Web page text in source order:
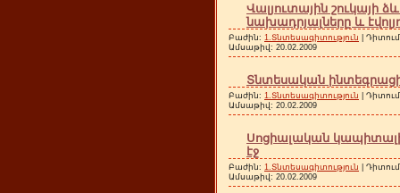
Վալյուտային
նախադրյալները և
Բաժին: 1.Տնտեսագիտություն |
Ամսաթիվ: 20.02.2009
Տնտեսական
Բաժին: 1.Տնտեսագիտություն |
Ամսաթիվ: 20.02.2009
Սոցիալական կապիտալի
էջ
Բաժին: 1.Տնտեսագիտություն |
Ամսաթիվ: 20.02.2009